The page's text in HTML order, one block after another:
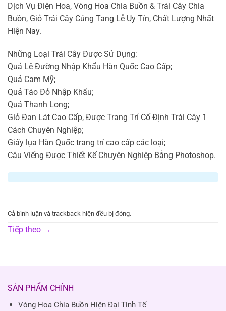
Dịch Vụ Điện Hoa, Vòng Hoa Chia Buồn & Trái Cây Chia
Buồn, Giỏ Trái Cây Cúng Tang Lễ Uy Tín, Chất Lượng Nhất
Hiện Nay.
Những Loại Trái Cây Được Sử Dụng:
Quả Lê Đường Nhập Khẩu Hàn Quốc Cao Cấp;
Quả Cam Mỹ;
Quả Táo Đỏ Nhập Khẩu;
Quả Thanh Long;
Giỏ Đan Lát Cao Cấp, Được Trang Trí Cố Định Trái Cây 1
Cách Chuyên Nghiệp;
Giấy lụa Hàn Quốc trang trí cao cấp các loại;
Câu Viếng Được Thiết Kế Chuyên Nghiệp Bằng Photoshop.
Cả bình luận và trackback hiện đều bị đóng.
Tiếp theo →
SẢN PHẨM CHÍNH
Vòng Hoa Chia Buồn Hiện Đại Tinh Tế